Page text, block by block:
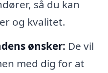
så du kan
og kvalitet.
ønsker: De vil
med dig for at